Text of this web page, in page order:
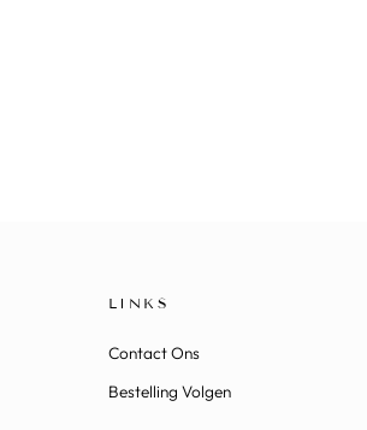
LINKS
Contact Ons
Bestelling Volgen